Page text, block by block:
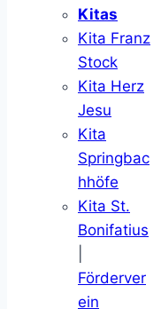
Kitas
Kita Franz
Stock
Kita Herz
Jesu
Kita
Springbac
hhöfe
Kita St.
Bonifatius
Förderver
ein